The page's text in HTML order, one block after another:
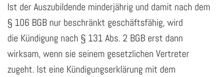
Ist der Auszubildende minderjährig und damit nach dem
§ 106 BGB nur beschränkt geschäftsfähig, wird
die Kündigung nach § 131 Abs. 2 BGB erst dann
wirksam, wenn sie seinem gesetzlichen Vertreter
zugeht. Ist eine Kündigungserklärung mit dem